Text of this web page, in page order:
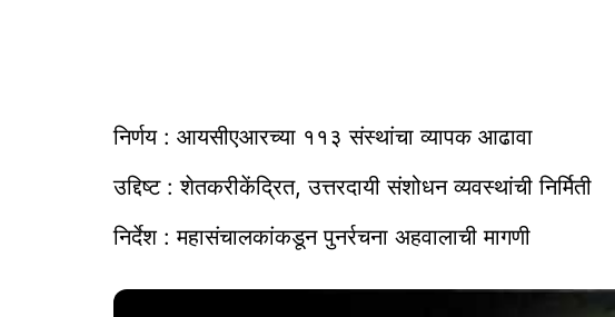
निर्णय : आयसीएआरच्या ११३ संस्थांचा व्यापक आढावा
उद्दिष्ट : शेतकरीकेंद्रित, उत्तरदायी संशोधन व्यवस्थांची निर्मिती
निर्देश : महासंचालकांकडून पुनर्रचना अहवालाची मागणी